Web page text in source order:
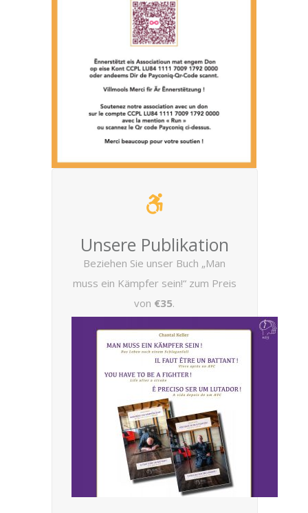
Unsere Publikation
Beziehen Sie unser Buch „Man
muss ein Kämpfer sein!“ zum Preis
von €35.